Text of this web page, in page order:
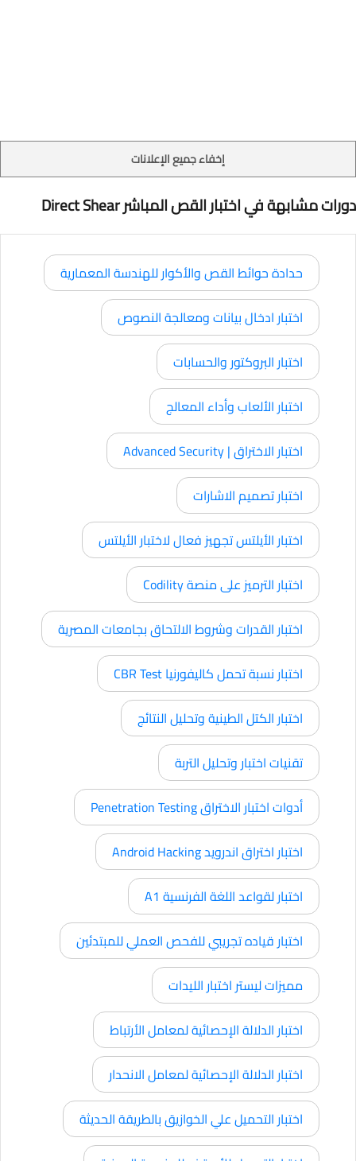
إخفاء جميع الإعلانات
دورات مشابهة في اختبار القص المباشر Direct Shear
حدادة حوائط القص والأكوار للهندسة المعمارية
اختبار ادخال بيانات ومعالجة النصوص
اختبار البروكتور والحسابات
اختبار الألعاب وأداء المعالج
اختبار الاختراق | Advanced Security
اختبار تصميم الاشارات
اختبار الأيلتس تجهيز فعال لاختبار الأيلتس
اختبار الترميز على منصة Codility
اختبار القدرات وشروط الالتحاق بجامعات المصرية
اختبار نسبة تحمل كاليفورنيا CBR Test
اختبار الكتل الطينية وتحليل النتائج
تقنيات اختبار وتحليل التربة
أدوات اختبار الاختراق Penetration Testing
اختبار اختراق اندرويد Android Hacking
اختبار لقواعد اللغة الفرنسية A1
اختبار قياده تجريبي للفحص العملي للمبتدئين
مميزات ليستر اختبار الليدات
اختبار الدلالة الإحصائية لمعامل الأرتباط
اختبار الدلالة الإحصائية لمعامل الانحدار
اختبار التحميل علي الخوازيق بالطريقة الحديثة